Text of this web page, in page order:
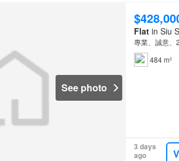
See photo
Flatin Siu
專業、誠意、
484 m²
3 days
ago